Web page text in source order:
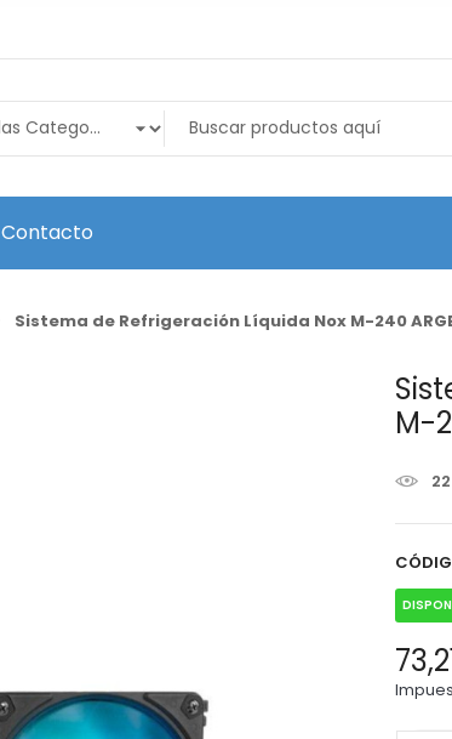
Contacto
Sistema de Refrigeración Líquida Nox M-240
M-
22